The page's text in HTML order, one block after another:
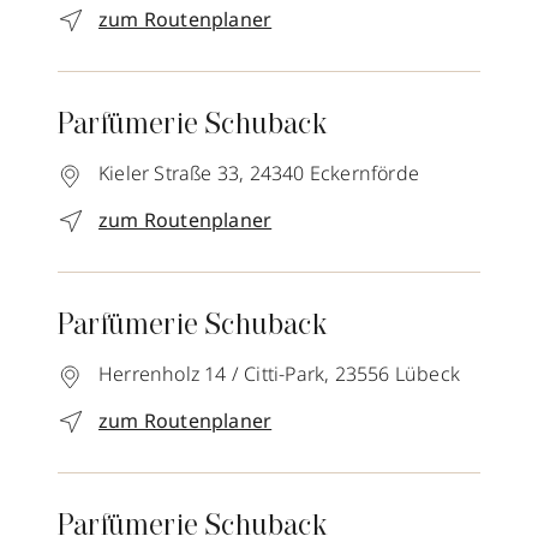
zum Routenplaner
Parfümerie Schuback
Kieler Straße 33, 24340 Eckernförde
zum Routenplaner
Parfümerie Schuback
Herrenholz 14 / Citti-Park, 23556 Lübeck
zum Routenplaner
Parfümerie Schuback